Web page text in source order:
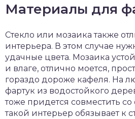
Материалы для
Стекло или мозаика также
интерьера. В этом случае
удачные цвета. Мозаика
и влаге, отлично моется,
гораздо дороже кафеля. На
фартук из водостойкого
тоже придется совместить
такой интерьер обязывает к